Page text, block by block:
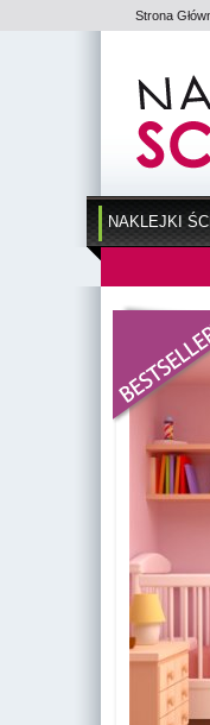
Strona
NAKLEJKI